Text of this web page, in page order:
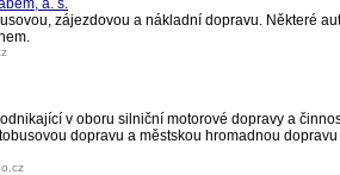
a. s.
zájezdovou a nákladní dopravu. Některé
v oboru silniční motorové dopravy a
dopravu a městskou hromadnou